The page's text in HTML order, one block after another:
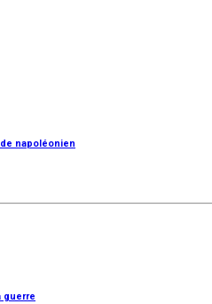
napoléonien
guerre